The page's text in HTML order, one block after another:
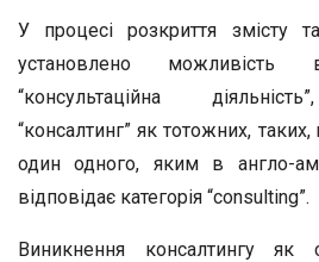
У процесі розкриття змісту
установлено можливість
“консультаційна
“консалтинг” як тотожних,
один одного, яким в англо-
відповідає категорія “consulting”.
Виникнення консалтингу як